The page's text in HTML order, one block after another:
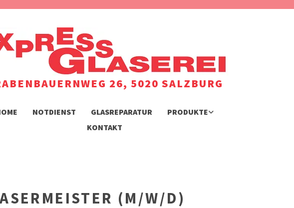
26, 5020 SALZBURG
NOTDIENST GLASREPARATUR
PRODUKTE
KONTAKT
(M/W/D)